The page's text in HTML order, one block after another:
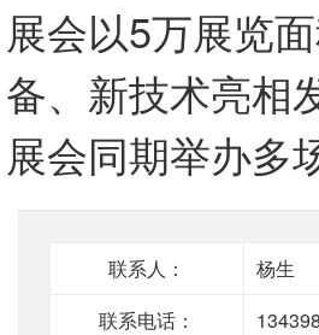
展会以5万展览
备、新技术亮相
展会同期举办多
联系人：
杨生
联系电话：